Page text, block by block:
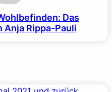
Das
Anja Rippa-Pauli